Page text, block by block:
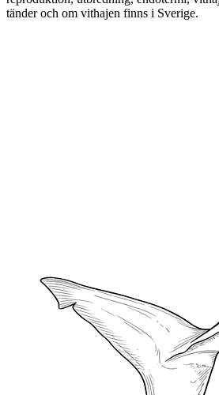
tänder och om vithajen finns i Sverige.